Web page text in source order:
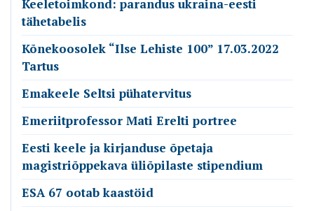
Keeletoimkond: parandus ukraina-eesti
tähetabelis
Kõnekoosolek “Ilse Lehiste 100” 17.03.2022
Tartus
Emakeele Seltsi pühatervitus
Emeriitprofessor Mati Erelti portree
Eesti keele ja kirjanduse õpetaja
magistriõppekava üliõpilaste stipendium
ESA 67 ootab kaastöid